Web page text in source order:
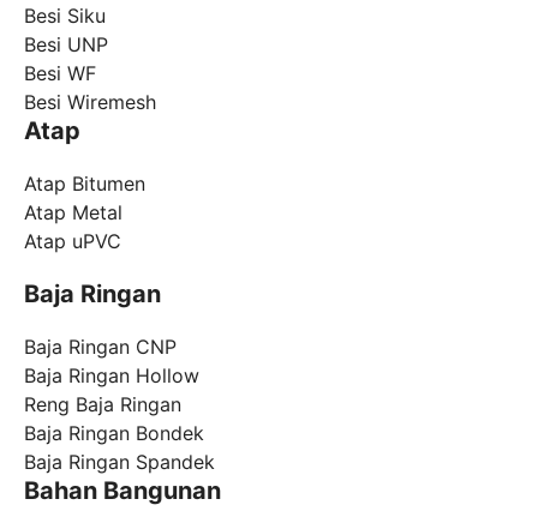
Besi Siku
Besi UNP
Besi WF
Besi Wiremesh
Atap
Atap Bitumen
Atap Metal
Atap uPVC
Baja Ringan
Baja Ringan CNP
Baja Ringan Hollow
Reng Baja Ringan
Baja Ringan Bondek
Baja Ringan Spandek
Bahan Bangunan